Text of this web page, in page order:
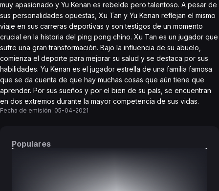
muy apasionado y Yu Kenan es rebelde pero talentoso. A pesar de
sus personalidades opuestas, Xu Tan y Yu Kenan reflejan el mismo
viaje en sus carreras deportivas y son testigos de un momento
crucial en la historia del ping pong chino. Xu Tan es un jugador que
sufre una gran transformación. Bajo la influencia de su abuelo,
comienza el deporte para mejorar su salud y se destaca por sus
habilidades. Yu Kenan es el jugador estrella de una familia famosa
que se da cuenta de que hay muchas cosas que aún tiene que
aprender. Por sus sueños y por el bien de su país, se encuentran
en dos extremos durante la mayor competencia de sus vidas.
Fecha de emisión: 05-04-2021
Populares